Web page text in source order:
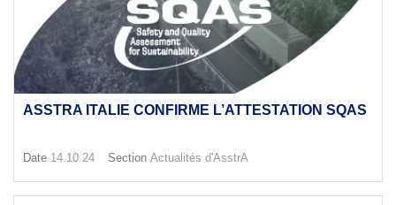
ASSTRA ITALIE CONFIRME L’ATTESTATION SQAS
Date 14.10.24 Section Actualités d'AsstrA